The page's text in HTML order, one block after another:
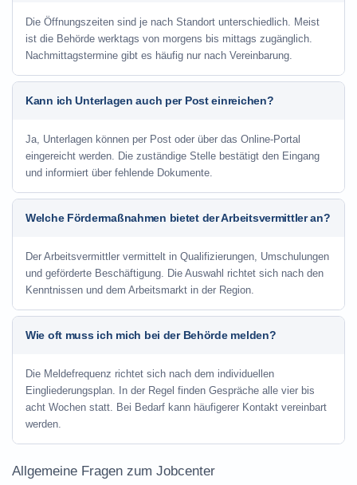
Die Öffnungszeiten sind je nach Standort unterschiedlich. Meist
ist die Behörde werktags von morgens bis mittags zugänglich.
Nachmittagstermine gibt es häufig nur nach Vereinbarung.
Kann ich Unterlagen auch per Post einreichen?
Ja, Unterlagen können per Post oder über das Online-Portal
eingereicht werden. Die zuständige Stelle bestätigt den Eingang
und informiert über fehlende Dokumente.
Welche Fördermaßnahmen bietet der Arbeitsvermittler an?
Der Arbeitsvermittler vermittelt in Qualifizierungen, Umschulungen
und geförderte Beschäftigung. Die Auswahl richtet sich nach den
Kenntnissen und dem Arbeitsmarkt in der Region.
Wie oft muss ich mich bei der Behörde melden?
Die Meldefrequenz richtet sich nach dem individuellen
Eingliederungsplan. In der Regel finden Gespräche alle vier bis
acht Wochen statt. Bei Bedarf kann häufigerer Kontakt vereinbart
werden.
Allgemeine Fragen zum Jobcenter